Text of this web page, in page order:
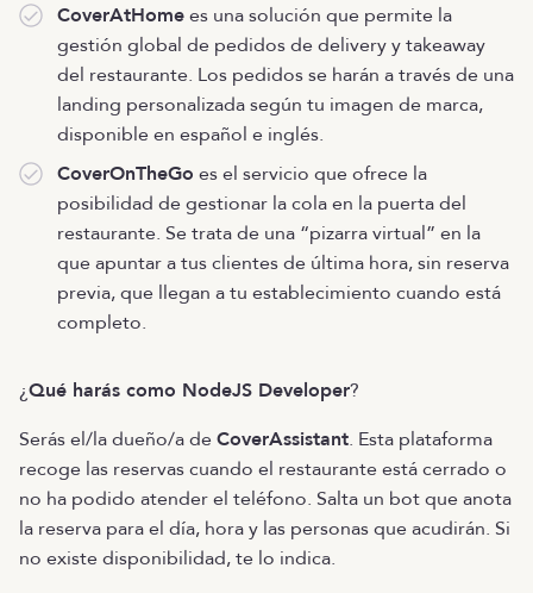
CoverAtHomees una solución que permite la
gestión global de pedidos de delivery y takeaway
del restaurante. Los pedidos se harán a través de una
landing personalizada según tu imagen de marca,
disponible en español e inglés.
CoverOnTheGo es el servicio que ofrece la
posibilidad de gestionar la cola en la puerta del
restaurante. Se trata de una “pizarra virtual” en la
que apuntar a tus clientes de última hora, sin reserva
previa, que llegan a tu establecimiento cuando está
completo.
¿Qué harás como NodeJS Developer?
Serás el/la dueño/a deCoverAssistant. Esta plataforma
recoge las reservas cuando el restaurante está cerrado o
no ha podido atender el teléfono. Salta un bot que anota
la reserva para el día, hora y las personas que acudirán. Si
no existe disponibilidad, te lo indica.